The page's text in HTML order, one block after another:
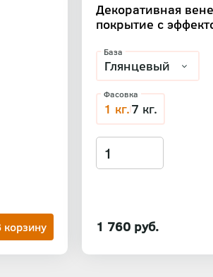
Декоративная
покрытие с
1 760 руб.
База
Фасовка
1 кг.7 кг.